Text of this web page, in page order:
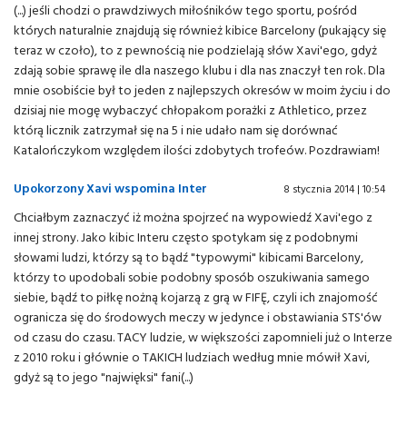
(...) jeśli chodzi o prawdziwych miłośników tego sportu, pośród
których naturalnie znajdują się również kibice Barcelony (pukający się
teraz w czoło), to z pewnością nie podzielają słów Xavi'ego, gdyż
zdają sobie sprawę ile dla naszego klubu i dla nas znaczył ten rok. Dla
mnie osobiście był to jeden z najlepszych okresów w moim życiu i do
dzisiaj nie mogę wybaczyć chłopakom porażki z Athletico, przez
którą licznik zatrzymał się na 5 i nie udało nam się dorównać
Katalończykom względem ilości zdobytych trofeów. Pozdrawiam!
Upokorzony Xavi wspomina Inter
8 stycznia 2014 | 10:54
Chciałbym zaznaczyć iż można spojrzeć na wypowiedź Xavi'ego z
innej strony. Jako kibic Interu często spotykam się z podobnymi
słowami ludzi, którzy są to bądź "typowymi" kibicami Barcelony,
którzy to upodobali sobie podobny sposób oszukiwania samego
siebie, bądź to piłkę nożną kojarzą z grą w FIFĘ, czyli ich znajomość
ogranicza się do środowych meczy w jedynce i obstawiania STS'ów
od czasu do czasu. TACY ludzie, w większości zapomnieli już o Interze
z 2010 roku i głównie o TAKICH ludziach według mnie mówił Xavi,
gdyż są to jego "najwięksi" fani(...)